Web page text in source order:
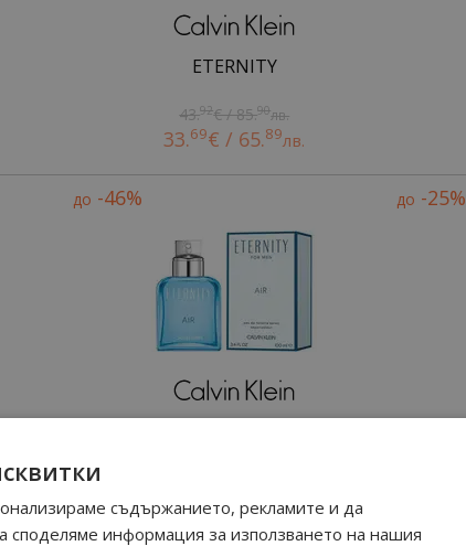
ETERNITY
43.92€ / 85.90лв.
33.69€ / 65.89лв.
до -46%
27. € / 54. лв.
до -25%
съдържанието, рекламите и да
информация за използването на нашия